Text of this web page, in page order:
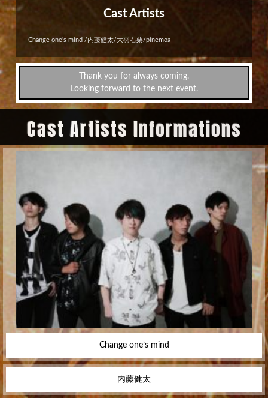
Cast Artists
Change one's mind /内藤健太/大羽右栗/pinemoa
Thank you for always coming.
Looking forward to the next event.
Cast Artists Informations
Change one’s mind
内藤健太